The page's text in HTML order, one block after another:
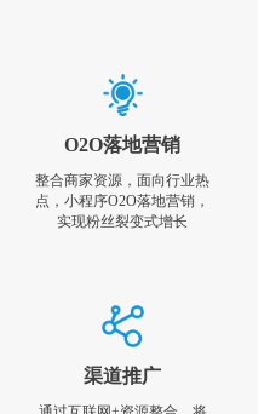
O2O落地营销
整合商家资源，面向行业热
点，小程序O2O落地营销，
实现粉丝裂变式增长
渠道推广